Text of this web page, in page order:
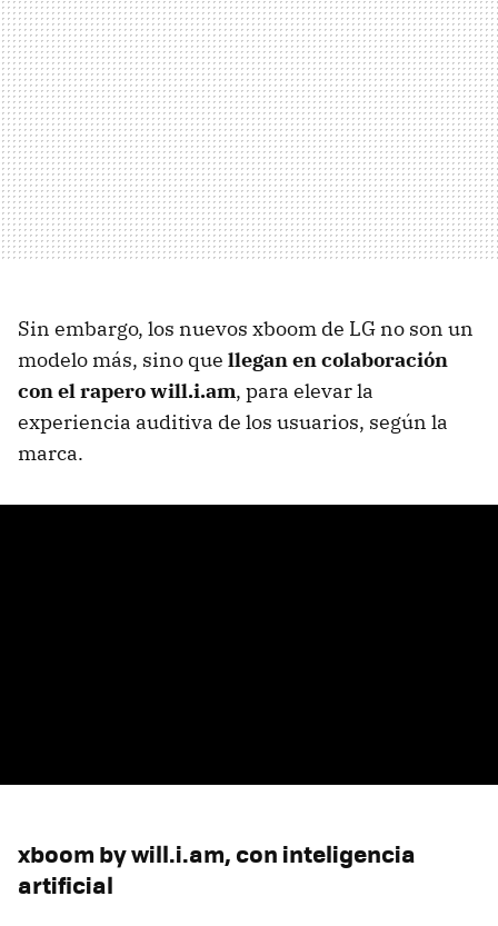
Sin embargo, los nuevos xboom de LG no son un
modelo más, sino que llegan en colaboración
con el rapero will.i.am, para elevar la
experiencia auditiva de los usuarios, según la
marca.
xboom by will.i.am, con inteligencia
artificial